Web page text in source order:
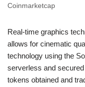
Coinmarketcap
Real-time graphics
allows for cinematic
technology using the
serverless and
tokens obtained and